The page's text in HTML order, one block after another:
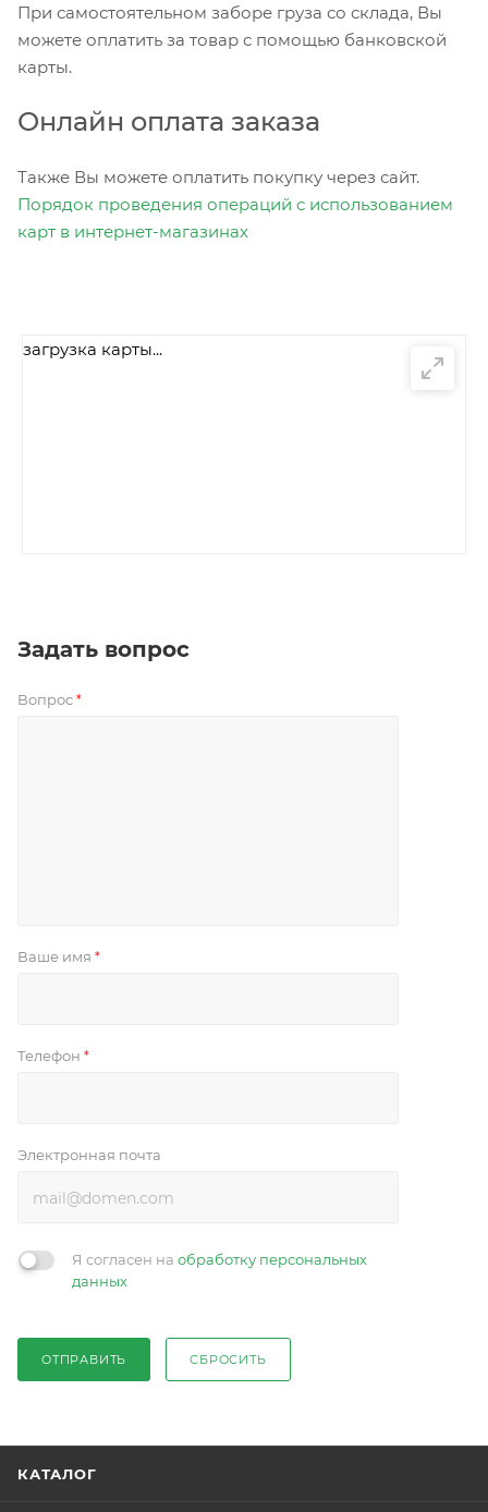
При самостоятельном заборе груза со склада, Вы
можете оплатить за товар с помощью банковской
карты.
Онлайн оплата заказа
Также Вы можете оплатить покупку через сайт.
Порядок проведения операций с использованием
карт в интернет-магазинах
загрузка карты...
Задать вопрос
Вопрос *
Ваше имя *
Телефон *
Электронная почта
Я согласен на обработку персональных
данных
ОТПРАВИТЬ СБРОСИТЬ
КАТАЛОГ